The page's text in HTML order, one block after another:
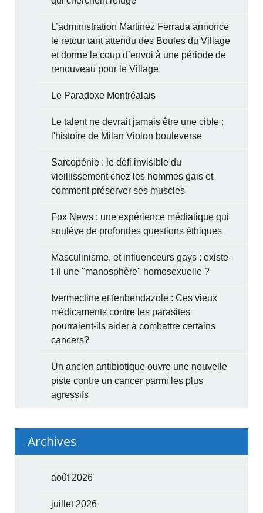
L’administration Martinez Ferrada annonce
le retour tant attendu des Boules du Village
et donne le coup d’envoi à une période de
renouveau pour le Village
Le Paradoxe Montréalais
Le talent ne devrait jamais être une cible :
l'histoire de Milan Violon bouleverse
Sarcopénie : le défi invisible du
vieillissement chez les hommes gais et
comment préserver ses muscles
Fox News : une expérience médiatique qui
soulève de profondes questions éthiques
Masculinisme, et influenceurs gays : existe-
t-il une "manosphère" homosexuelle ?
Ivermectine et fenbendazole : Ces vieux
médicaments contre les parasites
pourraient-ils aider à combattre certains
cancers?
Un ancien antibiotique ouvre une nouvelle
piste contre un cancer parmi les plus
agressifs
Archives
août 2026
juillet 2026